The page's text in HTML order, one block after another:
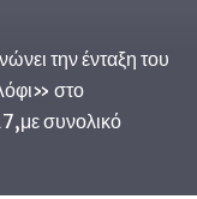
την ένταξη του
στο
συνολικό